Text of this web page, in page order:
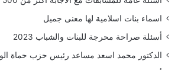
اسماء بنات اسلامية لها معنى جميل
أسئلة صراحة محرجة للبنات والشباب 2023
الدكتور محمد اسعد مساعد رئيس حزب حماة